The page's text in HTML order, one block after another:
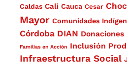
Caldas Cali Cauca Cesar
Mayor Comunidades
Córdoba DIAN Donaciones
Familias en Acción Inclusión
Infraestructura Social